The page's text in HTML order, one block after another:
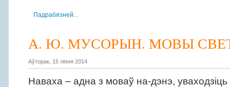
Падрабязней...
А. Ю. МУСОРЫН. МОВЫ
Аўторак, 15 ліпня 2014
Наваха – адна з моваў на-дэнэ, уваходзіць